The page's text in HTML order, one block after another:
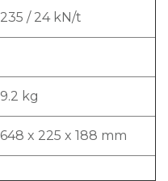
235 / 24 kN/t
9.2 kg
648 x 225 x 188 mm